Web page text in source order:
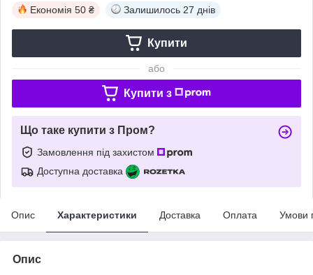
Економія 50 ₴ Залишилось 27 днів
Купити
або
Купити з
Що таке купити з Пром?
Замовлення під захистом
Доступна доставка
Опис Характеристики Доставка Оплата Умови
Опис